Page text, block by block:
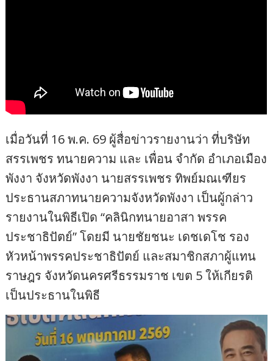
เมื่อวันที่ 16 พ.ค. 69 ผู้สื่อข่าวรายงานว่า ที่บริษัท
สรรเพชร ทนายความ และ เพื่อน จำกัด อำเภอเมือง
พังงา จังหวัดพังงา นายสรรเพชร ทิพย์มณเฑียร
ประธานสภาทนายความจังหวัดพังงา เป็นผู้กล่าว
รายงานในพิธีเปิด “คลินิกทนายอาสา พรรค
ประชาธิปัตย์” โดยมี นายชัยชนะ เดชเดโช รอง
หัวหน้าพรรคประชาธิปัตย์ และสมาชิกสภาผู้แทน
ราษฎร จังหวัดนครศรีธรรมราช เขต 5 ให้เกียรติ
เป็นประธานในพิธี